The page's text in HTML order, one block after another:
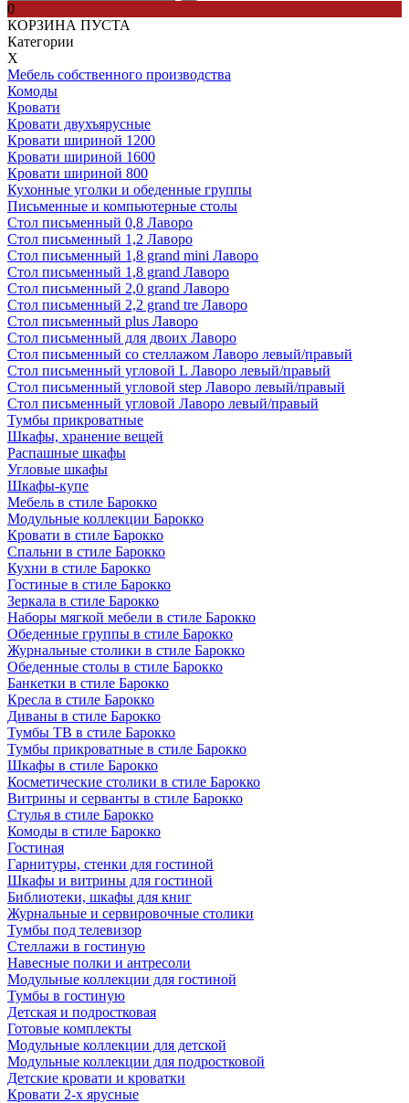
0
КОРЗИНА ПУСТА
Категории
Х
Мебель собственного производства
Комоды
Кровати
Кровати двухъярусные
Кровати шириной 1200
Кровати шириной 1600
Кровати шириной 800
Кухонные уголки и обеденные группы
Письменные и компьютерные столы
Стол письменный 0,8 Лаворо
Стол письменный 1,2 Лаворо
Стол письменный 1,8 grand mini Лаворо
Стол письменный 1,8 grand Лаворо
Стол письменный 2,0 grand Лаворо
Стол письменный 2,2 grand tre Лаворо
Стол письменный plus Лаворо
Стол письменный для двоих Лаворо
Стол письменный со стеллажом Лаворо левый/правый
Стол письменный угловой L Лаворо левый/правый
Стол письменный угловой step Лаворо левый/правый
Стол письменный угловой Лаворо левый/правый
Тумбы прикроватные
Шкафы, хранение вещей
Распашные шкафы
Угловые шкафы
Шкафы-купе
Мебель в стиле Барокко
Модульные коллекции Барокко
Кровати в стиле Барокко
Спальни в стиле Барокко
Кухни в стиле Барокко
Гостиные в стиле Барокко
Зеркала в стиле Барокко
Наборы мягкой мебели в стиле Барокко
Обеденные группы в стиле Барокко
Журнальные столики в стиле Барокко
Обеденные столы в стиле Барокко
Банкетки в стиле Барокко
Кресла в стиле Барокко
Диваны в стиле Барокко
Тумбы ТВ в стиле Барокко
Тумбы прикроватные в стиле Барокко
Шкафы в стиле Барокко
Косметические столики в стиле Барокко
Витрины и серванты в стиле Барокко
Стулья в стиле Барокко
Комоды в стиле Барокко
Гостиная
Гарнитуры, стенки для гостиной
Шкафы и витрины для гостиной
Библиотеки, шкафы для книг
Журнальные и сервировочные столики
Тумбы под телевизор
Стеллажи в гостиную
Навесные полки и антресоли
Модульные коллекции для гостиной
Тумбы в гостиную
Детская и подростковая
Готовые комплекты
Модульные коллекции для детской
Модульные коллекции для подростковой
Детские кровати и кроватки
Кровати 2-х ярусные